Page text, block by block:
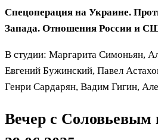
Спецоперация на Украине.
Запада. Отношения России и
В студии: Маргарита Симоньян,
Евгений Бужинский, Павел
Генри Сардарян, Вадим Гигин,
Вечер с Соловьевым